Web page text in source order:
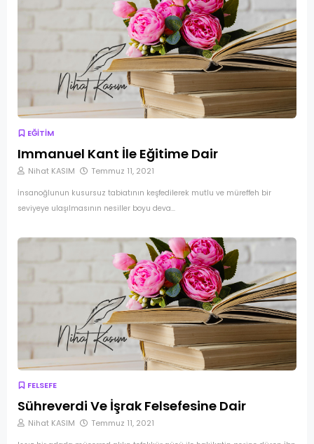
EĞİTİM
Immanuel Kant İle Eğitime Dair
Nihat KASIM Temmuz 11, 2021
İnsanoğlunun kusursuz tabiatının keşfedilerek mutlu ve müreffeh bir
seviyeye ulaşılmasının nesiller boyu deva…
FELSEFE
Sühreverdi Ve İşrak Felsefesine Dair
Nihat KASIM Temmuz 11, 2021